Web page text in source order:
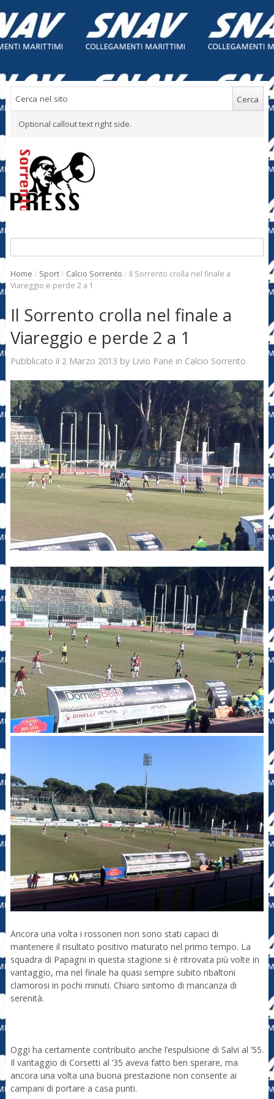
Optional callout text right side.
Home / Sport/ Calcio Sorrento / Il Sorrento crolla nel finale a
Viareggio e perde 2 a 1
Il Sorrento crolla nel finale a
Viareggio e perde 2 a 1
Pubblicato il 2 Marzo 2013 by Livio Pane in Calcio Sorrento
Ancora una volta i rossoneri non sono stati capaci di
mantenere il risultato positivo maturato nel primo tempo. La
squadra di Papagni in questa stagione si è ritrovata più volte in
vantaggio, ma nel finale ha quasi sempre subito ribaltoni
clamorosi in pochi minuti. Chiaro sintomo di mancanza di
serenità.
Oggi ha certamente contribuito anche l’espulsione di Salvi al ’55.
Il vantaggio di Corsetti al ’35 aveva fatto ben sperare, ma
ancora una volta una buona prestazione non consente ai
campani di portare a casa punti.